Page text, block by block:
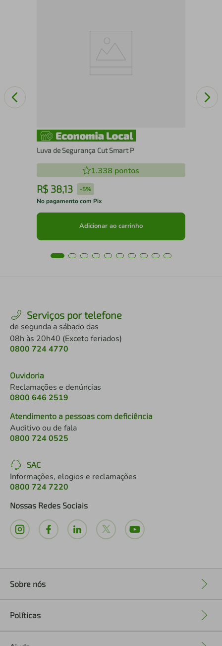
Luva de Segurança Cut Smart P
1.338 pontos
R$ 38,13 -5%
No pagamento com Pix
Adicionar ao carrinho
Serviços por telefone
de segunda a sábado das
08h às 20h40 (Exceto feriados)
0800 724 4770
Ouvidoria
Reclamações e denúncias
0800 646 2519
Atendimento a pessoas com deficiência
Auditivo ou de fala
0800 724 0525
SAC
Informações, elogios e reclamações
0800 724 7220
Nossas Redes Sociais
Sobre nós
Políticas